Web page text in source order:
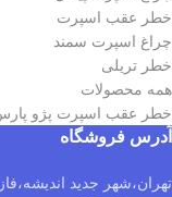
خطر عقب اسپرت
چراغ اسپرت سمند
خطر تریلی
همه محصولات
خطر عقب اسپرت پژو
آدرس فروشگاه